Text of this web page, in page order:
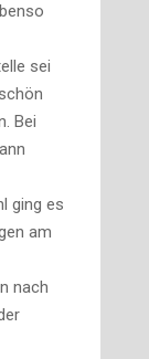
sei
Bei
ging es
am
nach